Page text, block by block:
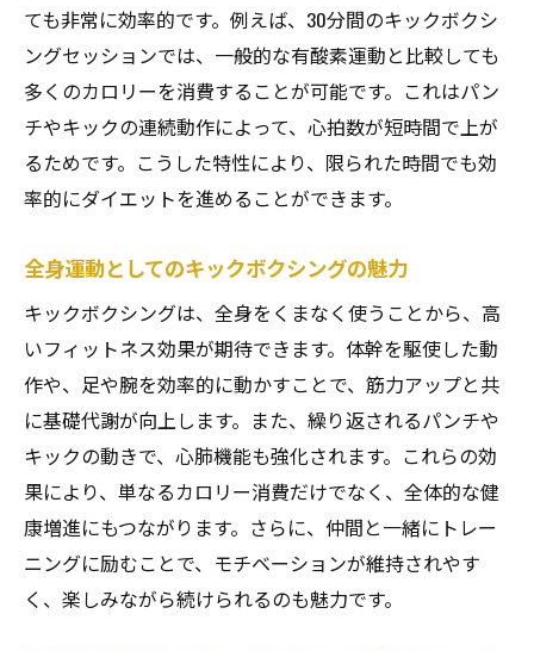
ても非常に効率的です。例えば、30分間のキックボクシ
ングセッションでは、一般的な有酸素運動と比較しても
多くのカロリーを消費することが可能です。これはパン
チやキックの連続動作によって、心拍数が短時間で上が
るためです。こうした特性により、限られた時間でも効
率的にダイエットを進めることができます。
全身運動としてのキックボクシングの魅力
キックボクシングは、全身をくまなく使うことから、高
いフィットネス効果が期待できます。体幹を駆使した動
作や、足や腕を効率的に動かすことで、筋力アップと共
に基礎代謝が向上します。また、繰り返されるパンチや
キックの動きで、心肺機能も強化されます。これらの効
果により、単なるカロリー消費だけでなく、全体的な健
康増進にもつながります。さらに、仲間と一緒にトレー
ニングに励むことで、モチベーションが維持されやす
く、楽しみながら続けられるのも魅力です。